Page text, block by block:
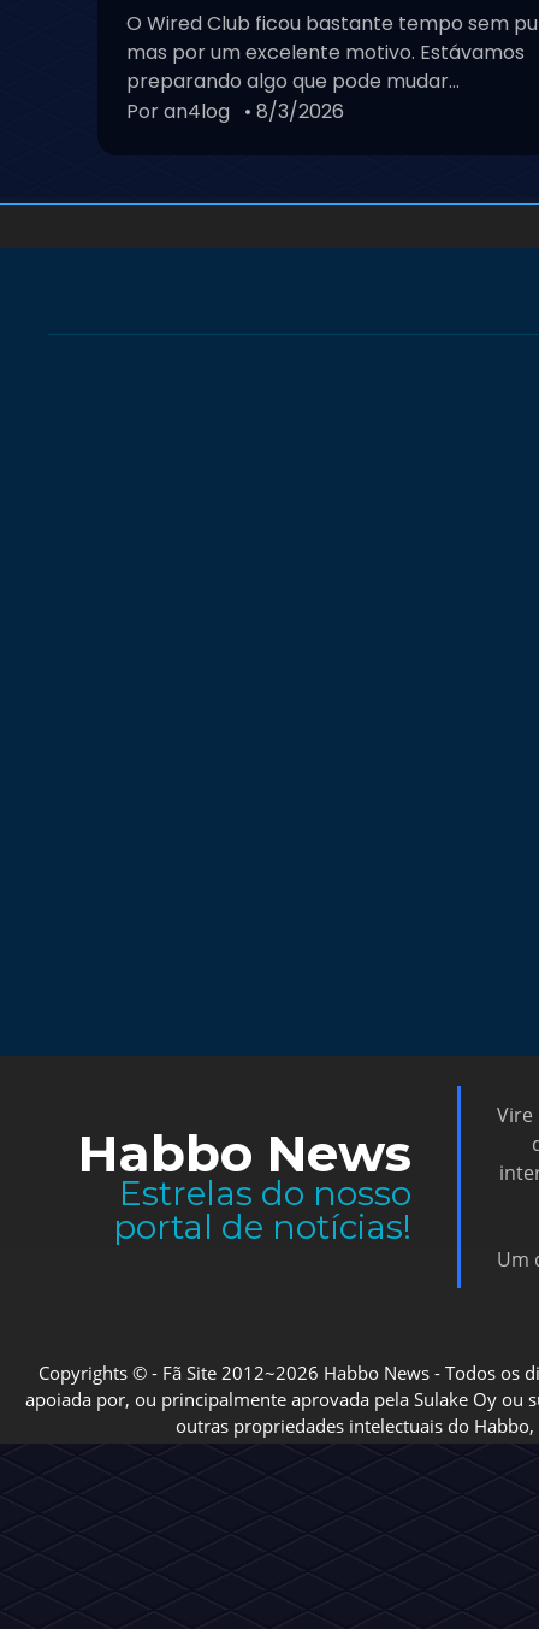
O Wired Club ficou bastante tempo sem
mas por um excelente motivo. Estávamos
preparando algo que pode mudar...
Por an4log • 8/3/2026
Habbo News
Estrelas do nosso
portal de notícias!
Vire
Um
Copyrights © - Fã Site 2012~2026 Habbo News - Todos os
apoiada por, ou principalmente aprovada pela Sulake Oy ou
outras propriedades intelectuais do